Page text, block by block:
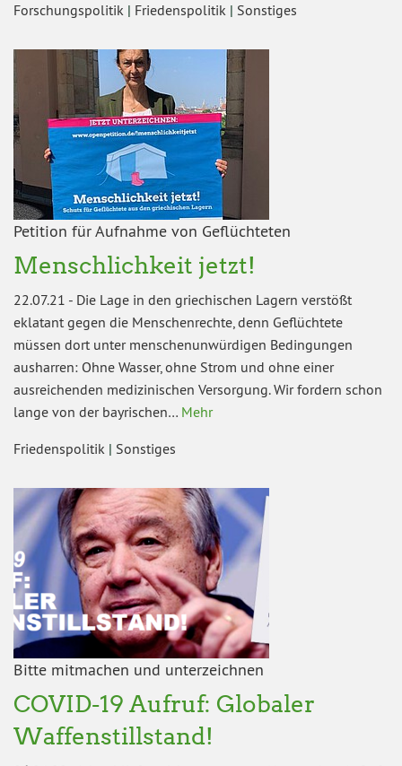
Forschungspolitik | Friedenspolitik | Sonstiges
Petition für Aufnahme von Geflüchteten
Menschlichkeit jetzt!
22.07.21 - Die Lage in den griechischen Lagern verstößt
eklatant gegen die Menschenrechte, denn Geflüchtete
müssen dort unter menschenunwürdigen Bedingungen
ausharren: Ohne Wasser, ohne Strom und ohne einer
ausreichenden medizinischen Versorgung. Wir fordern schon
lange von der bayrischen… Mehr
Friedenspolitik | Sonstiges
Bitte mitmachen und unterzeichnen
COVID-19 Aufruf: Globaler
Waffenstillstand!